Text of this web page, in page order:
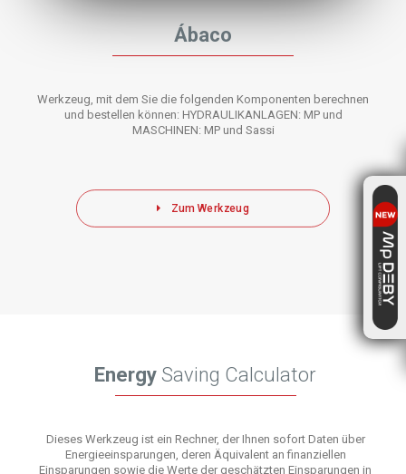
Ábaco
Werkzeug, mit dem Sie die folgenden Komponenten berechnen
und bestellen können: HYDRAULIKANLAGEN: MP und
MASCHINEN: MP und Sassi
Zum Werkzeug
Energy Saving Calculator
Dieses Werkzeug ist ein Rechner, der Ihnen sofort Daten über
Energieeinsparungen, deren Äquivalent an finanziellen
Einsparungen sowie die Werte der geschätzten Einsparungen in